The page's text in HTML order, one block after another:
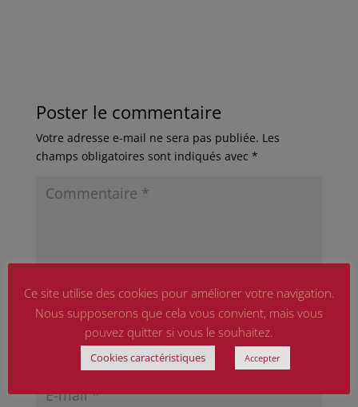
Poster le commentaire
Votre adresse e-mail ne sera pas publiée. Les
champs obligatoires sont indiqués avec *
Ce site utilise des cookies pour améliorer votre navigation.
Nous supposerons que cela vous convient, mais vous
pouvez quitter si vous le souhaitez.
Cookies caractéristiques Accepter